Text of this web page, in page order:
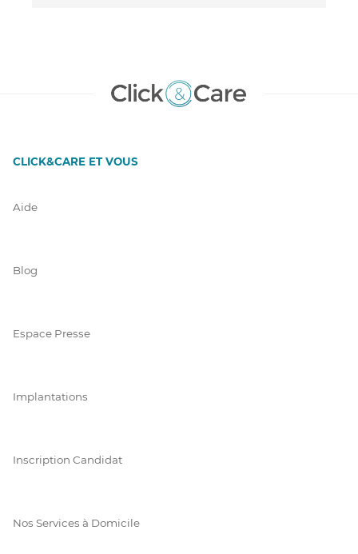
CLICK&CARE ET VOUS
Aide
Blog
Espace Presse
Implantations
Inscription Candidat
Nos Services à Domicile